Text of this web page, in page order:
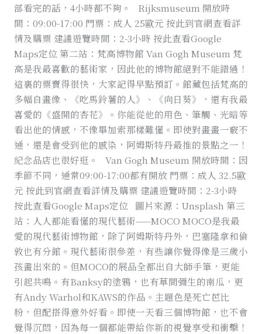
部看完的話，4小時都不夠。 Rijksmuseum 開放時
間：09:00-17:00 門票：成人 25歐元 按此到官網查看詳
情及購票 建議遊覽時間：2-3小時 按此查看Google
Maps定位 第二站：梵高博物館 Van Gogh Museum 梵
高是我最喜歡的藝術家，因此他的博物館絕對不能錯過！
這裏的票賣得很快，大家記得早點預訂。館藏包括梵高的
多幅自畫像、《吃馬鈴薯的人》、《向日葵》，還有我最
喜愛的《盛開的杏花》。你能從他的用色、筆觸、光暗等
看出他的情感，不像畢加索那樣難懂。即使對畫畫一竅不
通，還是會受到他的感染，阿姆斯特丹最推的景點之一！
紀念品店也很好逛。 Van Gogh Museum 開放時間：因
季節不同，通常09:00-17:00都有開放 門票：成人 32.5歐
元 按此到官網查看詳情及購票 建議遊覽時間：2-3小時
按此查看Google Maps定位 圖片來源：Unsplash 第三
站：人人都能看懂的現代藝術——MOCO MOCO是我最
愛的現代藝術博物館，除了阿姆斯特丹外，巴塞隆拿和倫
敦也有分館。現代藝術很參差，有些讓你覺得像是三歲小
孩畫出來的。但MOCO的展品全都出自大師手筆，更能
引起共鳴。有Banksy的塗鴉，也有草間彌生的南瓜，更
有Andy Warhol和KAWS的作品。主題色是死亡芭比
粉，但配搭得意外好看。即使一天看三個博物館，也不會
覺得沉悶，因為每一個都能帶給你新的視覺享受和衝擊！